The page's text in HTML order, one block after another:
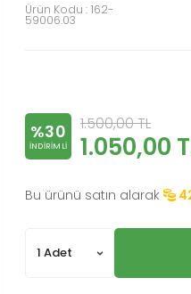
Ürün Kodu : 162-
59006.03
%30
INDIRIMLI
1.500,00TL
1.050,00
Bu ürünü satın alarak